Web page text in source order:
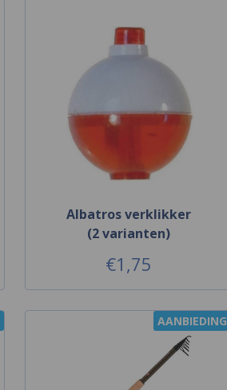
Albatros verklikker
(2 varianten)
€1,75
AANBIEDING